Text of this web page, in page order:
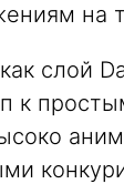
на
слой
к